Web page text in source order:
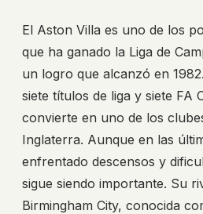
El Aston Villa es uno de los
que ha ganado la Liga de
un logro que alcanzó en
siete títulos de liga y siete FA
convierte en uno de los
Inglaterra. Aunque en las
enfrentado descensos y
sigue siendo importante. Su
Birmingham City, conocida